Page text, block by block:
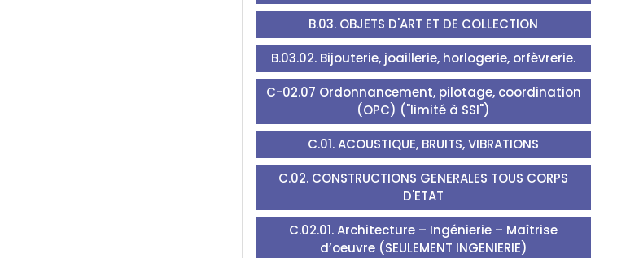
B.03. OBJETS D'ART ET DE COLLECTION
B.03.02. Bijouterie, joaillerie, horlogerie, orfèvrerie.
C-02.07 Ordonnancement, pilotage, coordination
(OPC) ("limité à SSI")
C.01. ACOUSTIQUE, BRUITS, VIBRATIONS
C.02. CONSTRUCTIONS GENERALES TOUS CORPS
D'ETAT
C.02.01. Architecture – Ingénierie – Maîtrise
d’oeuvre (SEULEMENT INGENIERIE)